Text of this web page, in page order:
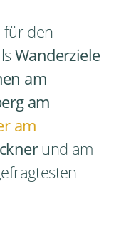
den
Wanderziele
am
am
am
und am